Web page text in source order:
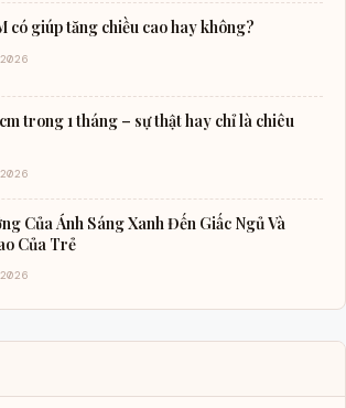
có giúp tăng chiều cao hay không?
trong 1 tháng – sự thật hay chỉ là chiêu
Của Ánh Sáng Xanh Đến Giấc Ngủ Và
Của Trẻ